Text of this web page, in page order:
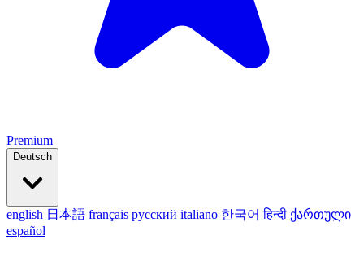
Premium
Deutsch
english 日本語 français русский italiano 한국어हिन्दी ქართული
español